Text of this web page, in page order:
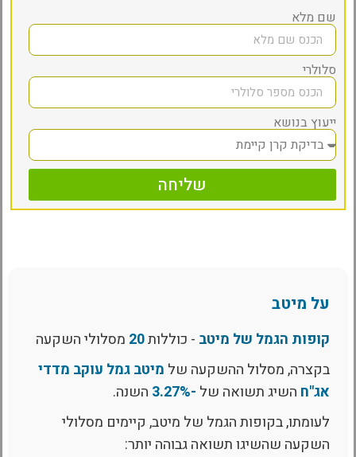
שם מלא
סלולרי
ייעוץ בנושא
שליחה
על מיטב
קופות הגמל של מיטב - כוללות20 מסלולי השקעה
בקצרה, מסלול ההשקעה של מיטב גמל עוקב מדדי
אג"ח השיג תשואה של -3.27%
השנה.
לעומתו, בקופות הגמל של מיטב, קיימים מסלולי
השקעה שהשיגו תשואה גבוהה יותר: